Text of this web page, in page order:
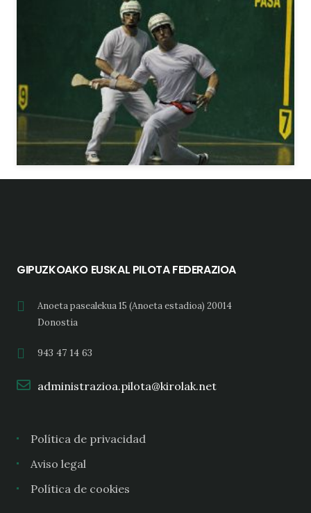
GIPUZKOAKO EUSKAL PILOTA FEDERAZIOA
Anoeta pasealekua 15 (Anoeta estadioa) 20014
Donostia
943 47 14 63
administrazioa.pilota@kirolak.net
Política de privacidad
Aviso legal
Política de cookies